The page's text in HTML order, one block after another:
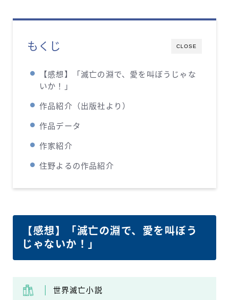
CLOSE
もくじ
【感想】「滅亡の淵で、愛を叫ぼうじゃな
いか！」
作品紹介（出版社より）
作品データ
作家紹介
住野よるの作品紹介
【感想】「滅亡の淵で、愛を叫ぼう
じゃないか！」
世界滅亡小説